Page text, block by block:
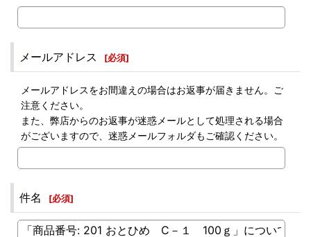
メールアドレス [必須]
メールアドレスをお間違えの場合はお返事が届きません。ご
注意ください。
また、弊店からのお返事が迷惑メールとして処理される場合
がございますので、迷惑メールフォルダもご確認ください。
件名 [必須]